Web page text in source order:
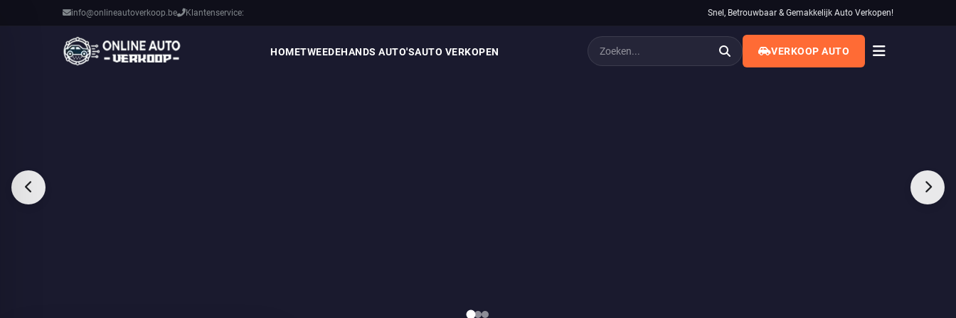
info@onlineautoverkoop.be Klantenservice: Snel, Betrouwbaar & Gemakkelijk Auto Verkopen!
HOMETWEEDEHANDS AUTO'SAUTO VERKOPEN VERKOOP AUTO